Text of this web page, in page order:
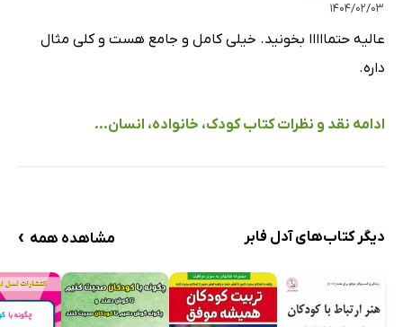
۱۴۰۴/۰۲/۰۳
عالیه حتمااااا بخونید. خیلی کامل و جامع هست و کلی مثال
داره.
ادامه نقد و نظرات کتاب کودک، خانواده، انسان...
دیگر کتاب‌های آدل فابر مشاهده همه ›